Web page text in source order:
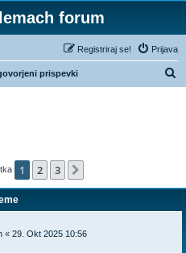
forum
Prijava
Registriraj se!
prispevki
e
1 2 3
« 29. Okt 2025 10:56